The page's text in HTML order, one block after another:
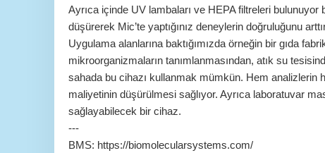
Ayrıca içinde UV lambaları ve HEPA filtreleri
düşürerek Mic’te yaptığınız deneylerin doğruluğunu
Uygulama alanlarına baktığımızda örneğin bir gıda
mikroorganizmaların tanımlanmasından, atık su
sahada bu cihazı kullanmak mümkün. Hem analizlerin
maliyetinin düşürülmesi sağlıyor. Ayrıca laboratuvar
sağlayabilecek bir cihaz.
---
BMS: https://biomolecularsystems.com/